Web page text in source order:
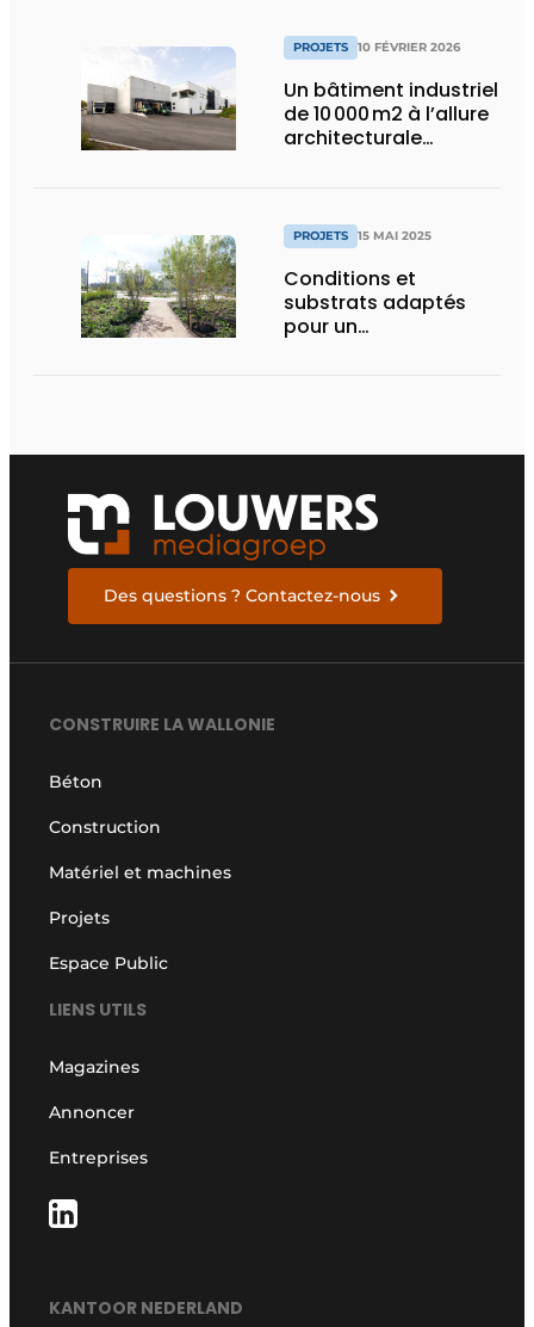
PROJETS 10 FÉVRIER 2026
Un bâtiment industriel
de 10 000 m2 à l’allure
architecturale
PROJETS 15 MAI 2025
Conditions et
substrats adaptés
pour un
Des questions ? Contactez-nous
CONSTRUIRE LA WALLONIE
Béton
Construction
Matériel et machines
Projets
Espace Public
LIENS UTILS
Magazines
Annoncer
Entreprises
KANTOOR NEDERLAND